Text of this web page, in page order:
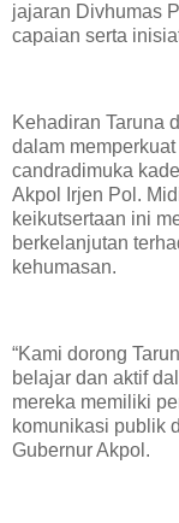
jajaran Divhumas
capaian serta
Kehadiran Taruna
dalam
candradimuka
Akpol Irjen Pol.
keikutsertaan ini
berkelanjutan
kehumasan.
“Kami dorong
belajar dan aktif
mereka memiliki
komunikasi publik
Gubernur Akpol.